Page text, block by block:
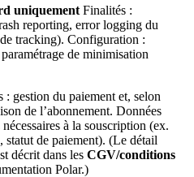
uniquement Finalités :
reporting, error logging du
tracking). Configuration :
de minimisation
: gestion du paiement et, selon
de l’abonnement. Données
à la souscription (ex.
de paiement). (Le détail
décrit dans les CGV/conditions
Polar.)